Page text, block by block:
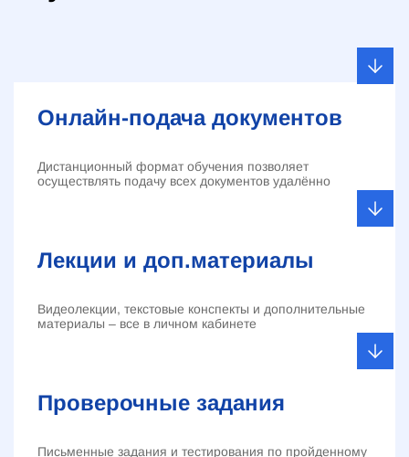
Онлайн-подача документов
Дистанционный формат обучения позволяет
осуществлять подачу всех документов удалённо
Лекции и доп.материалы
Видеолекции, текстовые конспекты и дополнительные
материалы – все в личном кабинете
Проверочные задания
Письменные задания и тестирования по пройденному